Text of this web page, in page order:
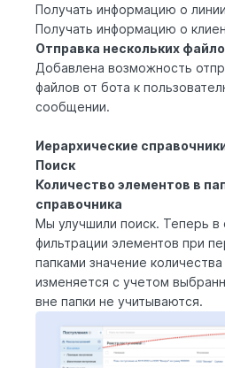
Получать информацию о линии
Получать информацию о
Отправка нескольких
Добавлена возможность
файлов от бота к
сообщении.
Иерархические
Поиск
Количество элементов в
справочника
Мы улучшили поиск. Теперь в
фильтрации элементов при
папками значение
изменяется с учетом
вне папки не учитываются.